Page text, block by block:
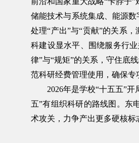
储能技术与系统集成、能源
处理“产出”与“贡献”的关系
科建设显水平、围绕服务行
律”与“规矩”的关系，守住底
范科研经费管理使用，确保专
2026年是学校“十五五”
五”有组织科研的路线图。东
术攻关，力争产出更多硬核